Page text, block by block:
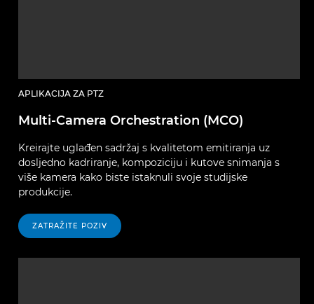
APLIKACIJA ZA PTZ
Multi-Camera Orchestration (MCO)
Kreirajte uglađen sadržaj s kvalitetom emitiranja uz
dosljedno kadriranje, kompoziciju i kutove snimanja s
više kamera kako biste istaknuli svoje studijske
produkcije.
ZATRAŽITE POZIV